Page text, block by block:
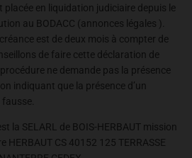
en liquidation judiciaire depuis le
au BODACC (annonces légales ).
est de deux mois à compter de
de faire cette déclaration de
ne demande pas la présence
indiquant que la présence d’un
la SELARL de BOIS-HERBAUT mission
HERBAUT CS 40152 125 TERRASSE